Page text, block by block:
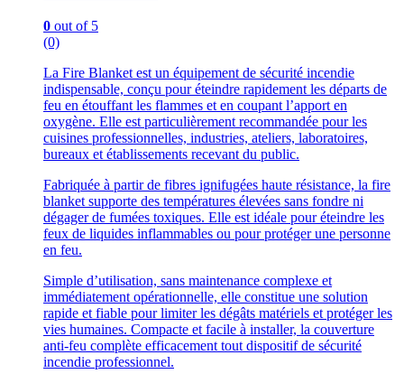
0 out of 5
(0)
La Fire Blanket est un équipement de sécurité incendie
indispensable, conçu pour éteindre rapidement les départs de
feu en étouffant les flammes et en coupant l’apport en
oxygène. Elle est particulièrement recommandée pour les
cuisines professionnelles, industries, ateliers, laboratoires,
bureaux et établissements recevant du public.
Fabriquée à partir de fibres ignifugées haute résistance, la fire
blanket supporte des températures élevées sans fondre ni
dégager de fumées toxiques. Elle est idéale pour éteindre les
feux de liquides inflammables ou pour protéger une personne
en feu.
Simple d’utilisation, sans maintenance complexe et
immédiatement opérationnelle, elle constitue une solution
rapide et fiable pour limiter les dégâts matériels et protéger les
vies humaines. Compacte et facile à installer, la couverture
anti-feu complète efficacement tout dispositif de sécurité
incendie professionnel.